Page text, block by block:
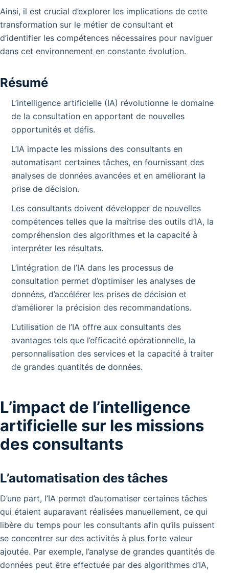
Ainsi, il est crucial d’explorer les implications de cette
transformation sur le métier de consultant et
d’identifier les compétences nécessaires pour naviguer
dans cet environnement en constante évolution.
Résumé
L’intelligence artificielle (IA) révolutionne le domaine
de la consultation en apportant de nouvelles
opportunités et défis.
L’IA impacte les missions des consultants en
automatisant certaines tâches, en fournissant des
analyses de données avancées et en améliorant la
prise de décision.
Les consultants doivent développer de nouvelles
compétences telles que la maîtrise des outils d’IA, la
compréhension des algorithmes et la capacité à
interpréter les résultats.
L’intégration de l’IA dans les processus de
consultation permet d’optimiser les analyses de
données, d’accélérer les prises de décision et
d’améliorer la précision des recommandations.
L’utilisation de l’IA offre aux consultants des
avantages tels que l’efficacité opérationnelle, la
personnalisation des services et la capacité à traiter
de grandes quantités de données.
L’impact de l’intelligence
artificielle sur les missions
des consultants
L’automatisation des tâches
D’une part, l’IA permet d’automatiser certaines tâches
qui étaient auparavant réalisées manuellement, ce qui
libère du temps pour les consultants afin qu’ils puissent
se concentrer sur des activités à plus forte valeur
ajoutée. Par exemple, l’analyse de grandes quantités de
données peut être effectuée par des algorithmes d’IA,